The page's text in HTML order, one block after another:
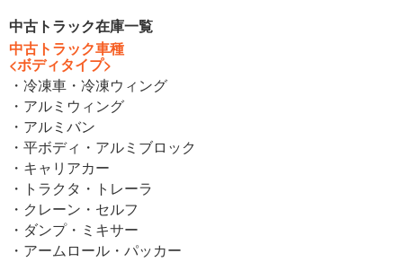
中古トラック在庫一覧
中古トラック車種
<ボディタイプ>
・冷凍車・冷凍ウィング
・アルミウィング
・アルミバン
・平ボディ・アルミブロック
・キャリアカー
・トラクタ・トレーラ
・クレーン・セルフ
・ダンプ・ミキサー
・アームロール・パッカー